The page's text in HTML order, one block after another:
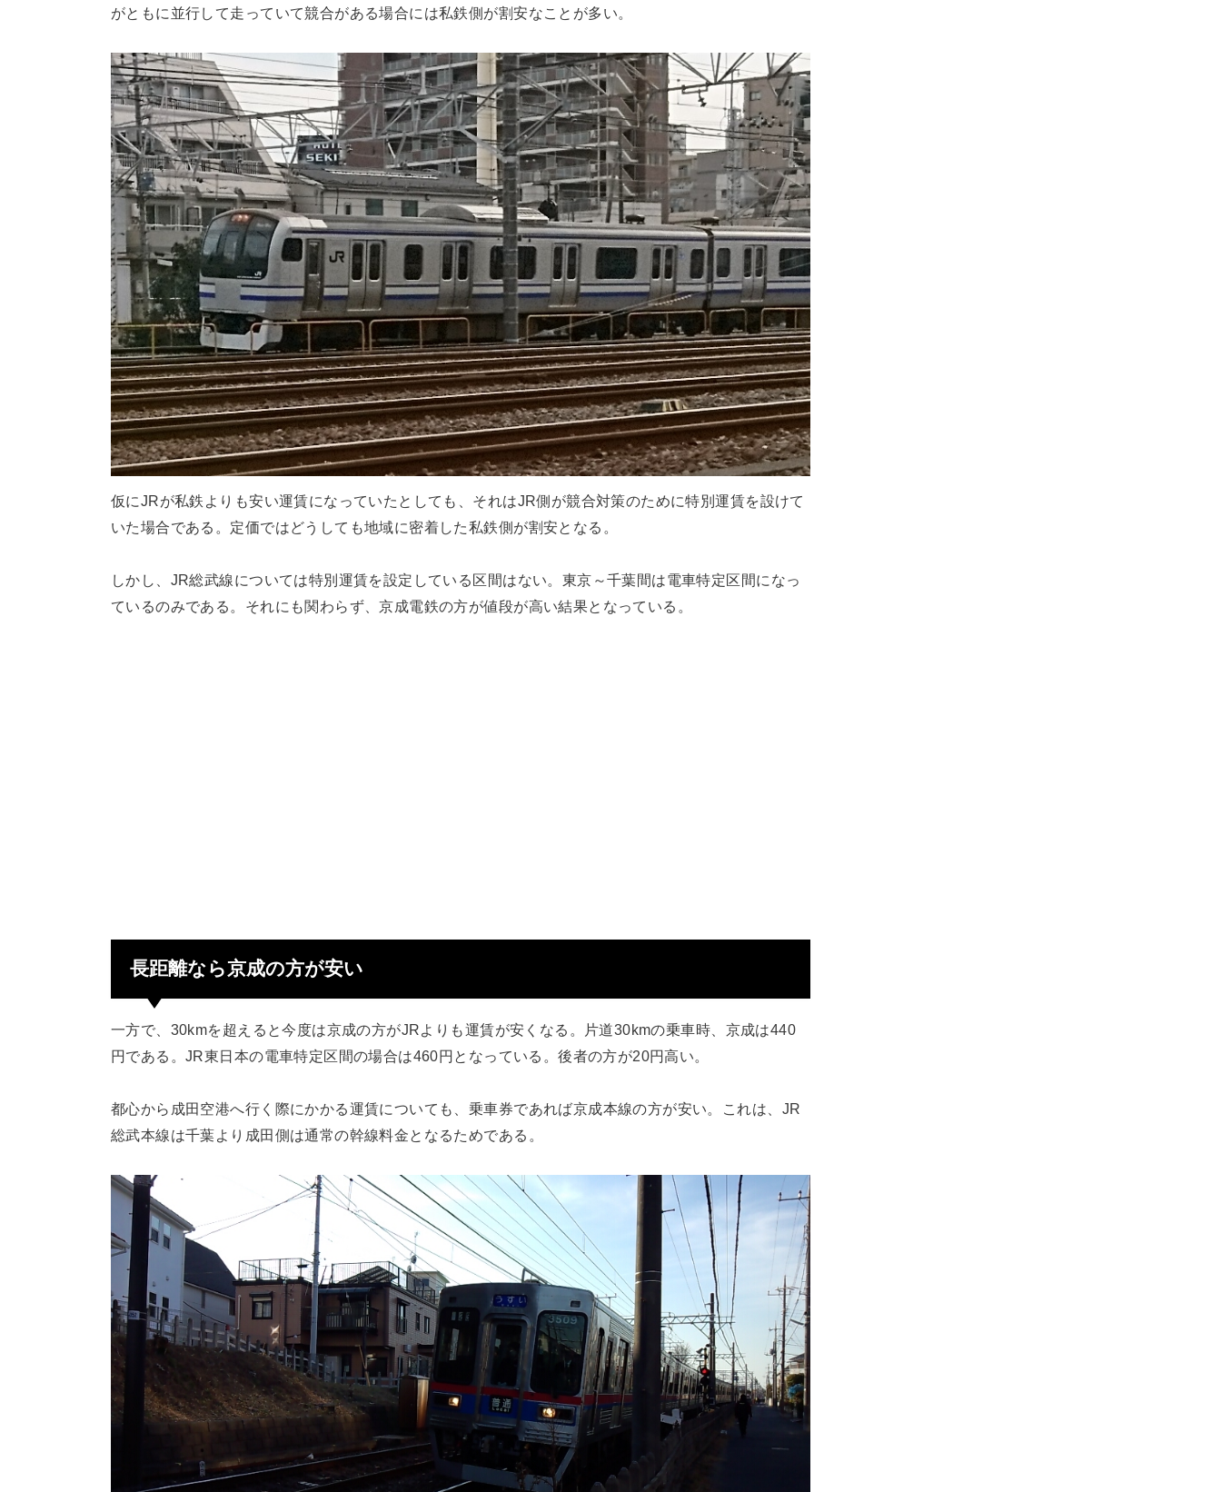
がともに並行して走っていて競合がある場合には私鉄側が割安なことが多い。
仮にJRが私鉄よりも安い運賃になっていたとしても、それはJR側が競合対策のために特別運賃を設けて
いた場合である。定価ではどうしても地域に密着した私鉄側が割安となる。
しかし、JR総武線については特別運賃を設定している区間はない。東京～千葉間は電車特定区間になっ
ているのみである。それにも関わらず、京成電鉄の方が値段が高い結果となっている。
長距離なら京成の方が安い
一方で、30kmを超えると今度は京成の方がJRよりも運賃が安くなる。片道30kmの乗車時、京成は440
円である。JR東日本の電車特定区間の場合は460円となっている。後者の方が20円高い。
都心から成田空港へ行く際にかかる運賃についても、乗車券であれば京成本線の方が安い。これは、JR
総武本線は千葉より成田側は通常の幹線料金となるためである。